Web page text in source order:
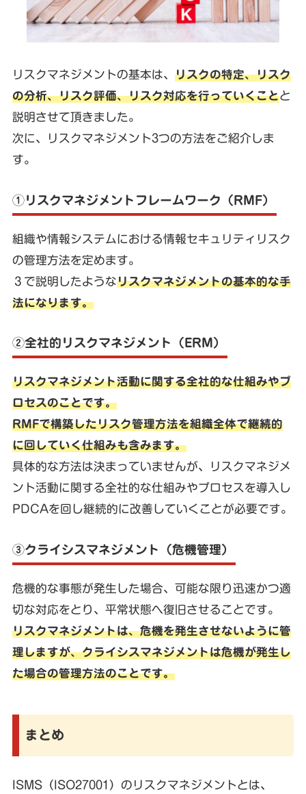
リスクマネジメントの基本は、 リスクの特定、リスク
の分析、リスク評価、リスク対応を行っていくことと
説明させて頂きました。
次に、リスクマネジメント3つの方法をご紹介しま
す。
①リスクマネジメントフレームワーク（RMF）
組織や情報システムにおける情報セキュリティリスク
の管理方法を定めます。
３で説明したようなリスクマネジメントの基本的な手
法になります。
②全社的リスクマネジメント（ERM）
リスクマネジメント活動に関する全社的な仕組みやプ
ロセスのことです。
RMFで構築したリスク管理方法を組織全体で継続的
に回していく仕組みも含みます。
具体的な方法は決まっていませんが、リスクマネジメ
ント活動に関する全社的な仕組みやプロセスを導入し
PDCAを回し継続的に改善していくことが必要です。
③クライシスマネジメント（危機管理）
危機的な事態が発生した場合、可能な限り迅速かつ適
切な対応をとり、平常状態へ復旧させることです。
リスクマネジメントは、危機を発生させないように管
理しますが、クライシスマネジメントは危機が発生し
た場合の管理方法のことです。
まとめ
ISMS（ISO27001）のリスクマネジメントとは、